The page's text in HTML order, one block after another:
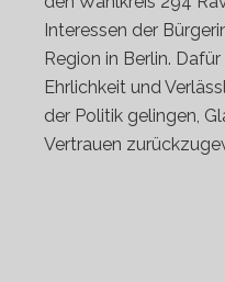
Interessen der
Region in Berlin.
Ehrlichkeit und
der Politik gelingen,
Vertrauen